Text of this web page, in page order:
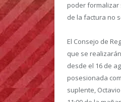
poder formalizar
de la factura no
El Consejo de
que se
desde el 16 de
posesionada
suplente,